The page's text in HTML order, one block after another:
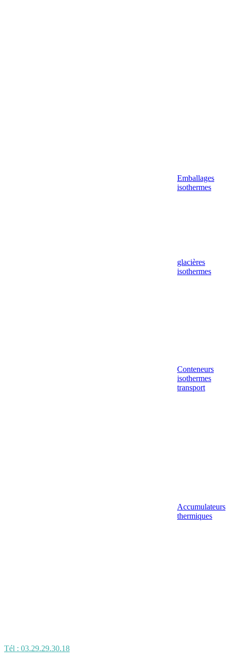
Emballages
isothermes
glacières
isothermes
Conteneurs
isothermes
transport
Accumulateurs
thermiques
Tél : 03.29.29.30.18